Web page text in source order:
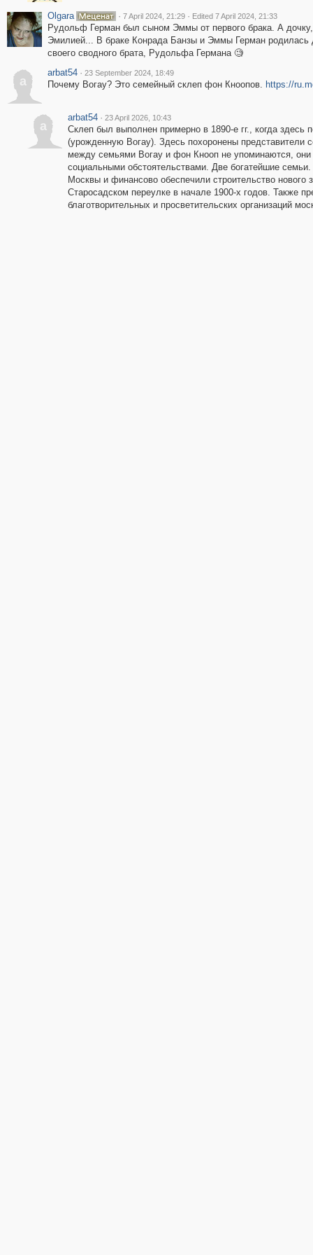
Olgara · 7 April 2024, 21:29 · Edited 7 April 2024, 21:33
Рудольф Герман был сыном Эммы от первого брака. А
Эмилией... В браке Конрада Банзы и Эммы Герман родилась
своего сводного брата, Рудольфа Германа 🧐
a
arbat54 · 23 September 2024, 18:49
Почему Вогау? Это семейный склеп фон Кноопов. https://
a
arbat54 · 23 April 2026, 10:43
Склеп был выполнен примерно в 1890-е гг., когда
(урожденную Вогау). Здесь похоронены
между семьями Вогау и фон Кнооп не упоминаются,
социальными обстоятельствами. Две богатейшие
Москвы и финансово обеспечили строительство
Старосадском переулке в начале 1900-х годов. Также
благотворительных и просветительских организаций